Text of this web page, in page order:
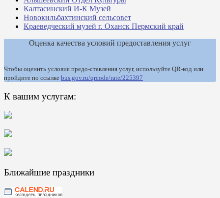
Калтасинский И-К Музей
Новокильбахтинский сельсовет
Краеведческий музей г. Оханск Пермский край
Оценка качества условий предоставления услуг
Чтобы оценить условия предо-ставления услуг, используйте QR-код или
пройдите по ссылке bus.gov.ru/qrcode/rate/225397
К вашим услугам:
Ближайшие праздники